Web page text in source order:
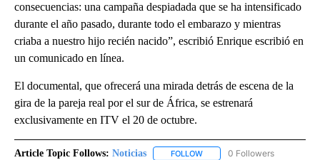
consecuencias: una campaña despiadada que se ha intensificado
durante el año pasado, durante todo el embarazo y mientras
criaba a nuestro hijo recién nacido”, escribió Enrique escribió en
un comunicado en línea.
El documental, que ofrecerá una mirada detrás de escena de la
gira de la pareja real por el sur de África, se estrenará
exclusivamente en ITV el 20 de octubre.
Article Topic Follows: Noticias FOLLOW FOLLOW "NOTICIAS" TO
0 Followers